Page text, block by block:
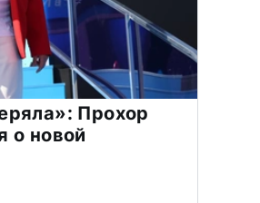
Прохор
о новой